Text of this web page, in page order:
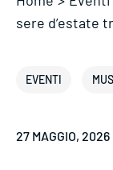
sere d’estate
EVENTI
27 MAGGIO, 2026